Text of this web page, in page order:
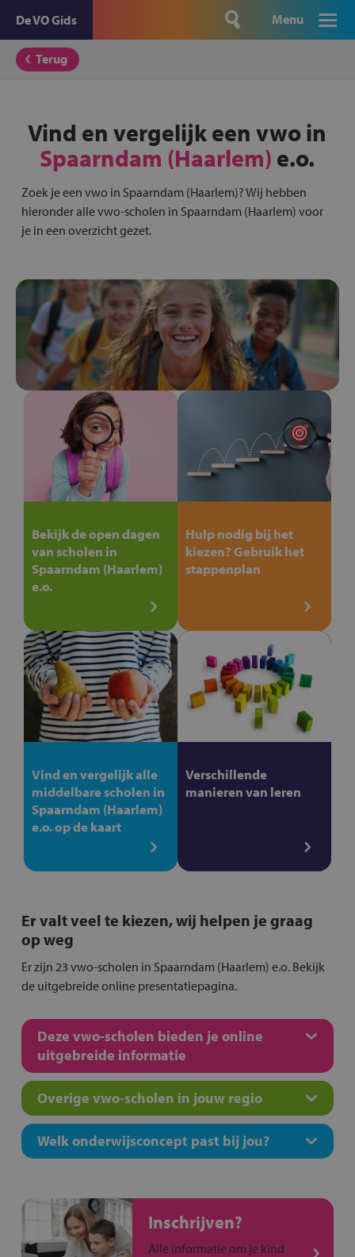
De VO Gids Menu
Terug
Vind en vergelijk een vwo in
Spaarndam (Haarlem) e.o.
Zoek je een vwo in Spaarndam (Haarlem)? Wij hebben
hieronder alle vwo-scholen in Spaarndam (Haarlem) voor
je in een overzicht gezet.
Bekijk de open dagen
van scholen in
Spaarndam (Haarlem)
e.o.
Hulp nodig bij het
kiezen? Gebruik het
stappenplan
Vind en vergelijk alle
middelbare scholen in
Spaarndam (Haarlem)
e.o. op de kaart
Verschillende
manieren van leren
Er valt veel te kiezen, wij helpen je graag
op weg
Er zijn 23 vwo-scholen in Spaarndam (Haarlem) e.o. Bekijk
de uitgebreide online presentatiepagina.
Deze vwo-scholen bieden je online
uitgebreide informatie
Overige vwo-scholen in jouw regio
Welk onderwijsconcept past bij jou?
Inschrijven?
Alle informatie om je kind